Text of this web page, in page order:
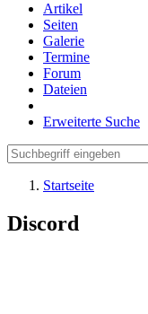
Artikel
Seiten
Galerie
Termine
Forum
Dateien
Erweiterte Suche
Startseite
Discord